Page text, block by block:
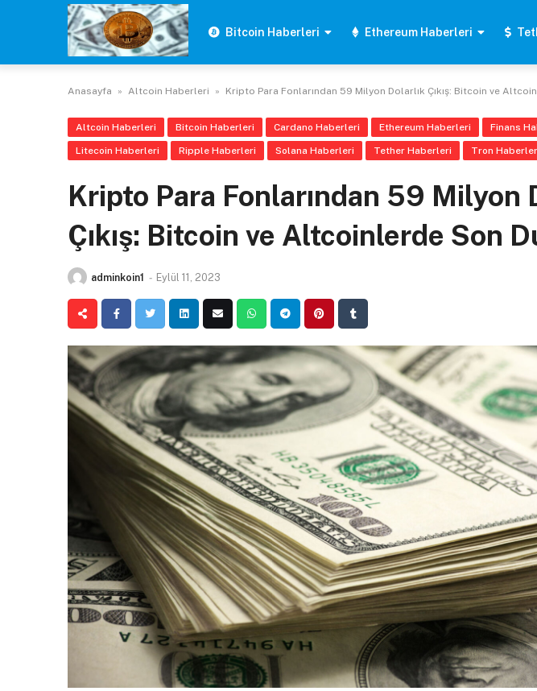
Bitcoin Haberleri Ethereum Haberleri
Anasayfa » Altcoin Haberleri » Kripto Para Fonlarından 59 Milyon Dolarlık Çıkış: Bitcoin ve
Altcoin Haberleri Bitcoin Haberleri Cardano Haberleri Ethereum Haberleri Finans
Litecoin Haberleri Ripple Haberleri Solana Haberleri Tether Haberleri Tron
Kripto Para Fonlarından 59 Milyon
Çıkış: Bitcoin ve Altcoinlerde Son
adminkoin1 - Eylül 11, 2023